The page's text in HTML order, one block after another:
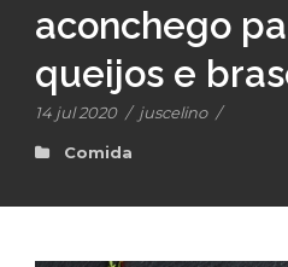
aconchego
queijos e
14 jul 2020 / juscelino /
Comida